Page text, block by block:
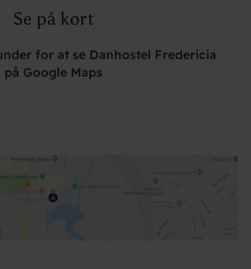
Se på kort
for at se Danhostel Fredericia
på Google Maps